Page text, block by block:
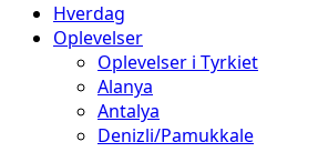
Hverdag
Oplevelser
Oplevelser i Tyrkiet
Alanya
Antalya
Denizli/Pamukkale